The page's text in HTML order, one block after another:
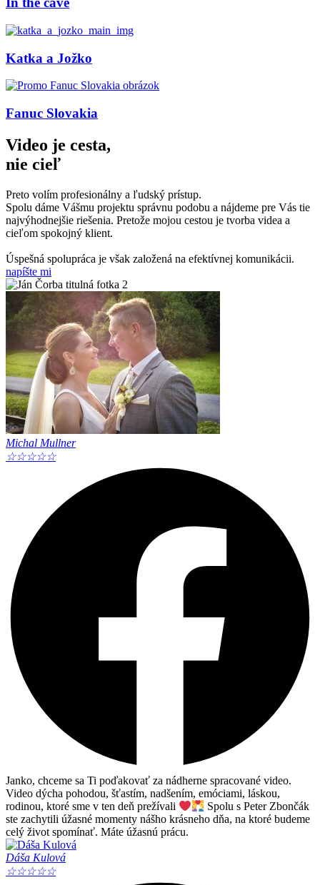
Katka a Jožko
Fanuc Slovakia
Video je cesta,
nie cieľ
Preto volím profesionálny a ľudský prístup.
Spolu dáme Vášmu projektu správnu podobu a nájdeme pre Vás tie
najvýhodnejšie riešenia. Pretože mojou cestou je tvorba videa a
cieľom spokojný klient.
Úspešná spolupráca je však založená na efektívnej komunikácii.
napíšte mi
Michal Mullner
☆☆☆☆☆
Janko, chceme sa Ti poďakovať za nádherne spracované video.
Video dýcha pohodou, šťastím, nadšením, emóciami, láskou,
rodinou, ktoré sme v ten deň prežívali
Spolu s Peter Zbončák
ste zachytili úžasné momenty nášho krásneho dňa, na ktoré budeme
celý život spomínať. Máte úžasnú prácu.
Dáša Kulová
☆☆☆☆☆